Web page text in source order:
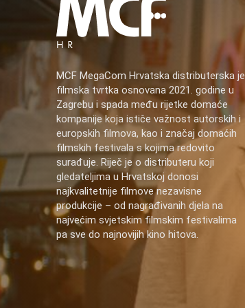
MCF MegaCom Hrvatska distributerska je
filmska tvrtka osnovana 2021. godine u
Zagrebu i spada među rijetke domaće
kompanije koja ističe važnost autorskih i
europskih filmova, kao i značaj domaćih
filmskih festivala s kojima redovito
surađuje. Riječ je o distributeru koji
gledateljima u Hrvatskoj donosi
najkvalitetnije filmove nezavisne
produkcije – od nagrađivanih djela na
najvećim svjetskim filmskim festivalima
pa sve do najnovijih kino hitova.